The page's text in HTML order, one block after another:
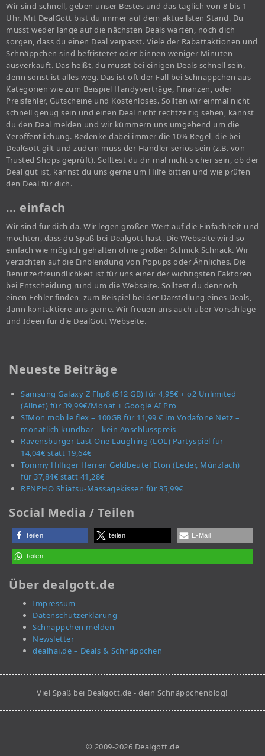
Wir sind schnell, geben unser Bestes und das täglich von 8 bis 1
Uhr. Mit DealGott bist du immer auf dem aktuellsten Stand. Du
musst weder lange auf die nächsten Deals warten, noch dich
sorgen, dass du einen Deal verpasst. Viele der Rabattaktionen und
Schnäppchen sind befristetet oder binnen weniger Minuten
ausverkauft. Das heißt, du musst bei einigen Deals schnell sein,
denn sonst ist alles weg. Das ist oft der Fall bei Schnäppchen aus
Kategorien wie zum Beispiel Handyverträge, Finanzen, oder
Preisfehler, Gutscheine und Kostenloses. Sollten wir einmal nicht
schnell genug sein und einen Deal nicht rechtzeitig sehen, kannst
du den Deal melden und wir kümmern uns umgehend um die
Veröffentlichung. Bedenke dabei immer die 10% Regel, die bei
DealGott gilt und zudem muss der Händler seriös sein (z.B. von
Trusted Shops geprüft). Solltest du dir mal nicht sicher sein, ob der
Deal gut ist, kannst du uns gerne um Hilfe bitten und wie prüfen
den Deal für dich.
… einfach
Wir sind für dich da. Wir legen großen Wert auf die Einfachheit und
möchten, dass du Spaß bei Dealgott hast. Die Webseite wird so
einfach wie möglich gehalten ohne großen Schnick Schnack. Wir
verzichten auf die Einblendung von Popups oder Ähnliches. Die
Benutzerfreundlichkeit ist für uns einer der wichtigsten Faktoren
bei Entscheidung rund um die Webseite. Solltest du dennoch
einen Fehler finden, zum Beispiel bei der Darstellung eines Deals,
dann kontaktiere uns gerne. Wir freuen uns auch über Vorschläge
und Ideen für die DealGott Webseite.
Neueste Beiträge
Samsung Galaxy Z Flip8 (512 GB) für 4,95€ + o2 Unlimited
(Allnet) für 39,99€/Monat + Google AI Pro
SIMon mobile flex – 100GB für 11,99 € im Vodafone Netz –
monatlich kündbar – kein Anschlusspreis
Ravensburger Last One Laughing (LOL) Partyspiel für
14,04€ statt 19,64€
Tommy Hilfiger Herren Geldbeutel Eton (Leder, Münzfach)
für 37,84€ statt 41,28€
RENPHO Shiatsu-Massagekissen für 35,99€
Social Media / Teilen
teilen teilen E-Mail
teilen
Über dealgott.de
Impressum
Datenschutzerklärung
Schnäppchen melden
Newsletter
dealhai.de – Deals & Schnäppchen
Viel Spaß bei Dealgott.de - dein Schnäppchenblog!
© 2009-2026 Dealgott.de